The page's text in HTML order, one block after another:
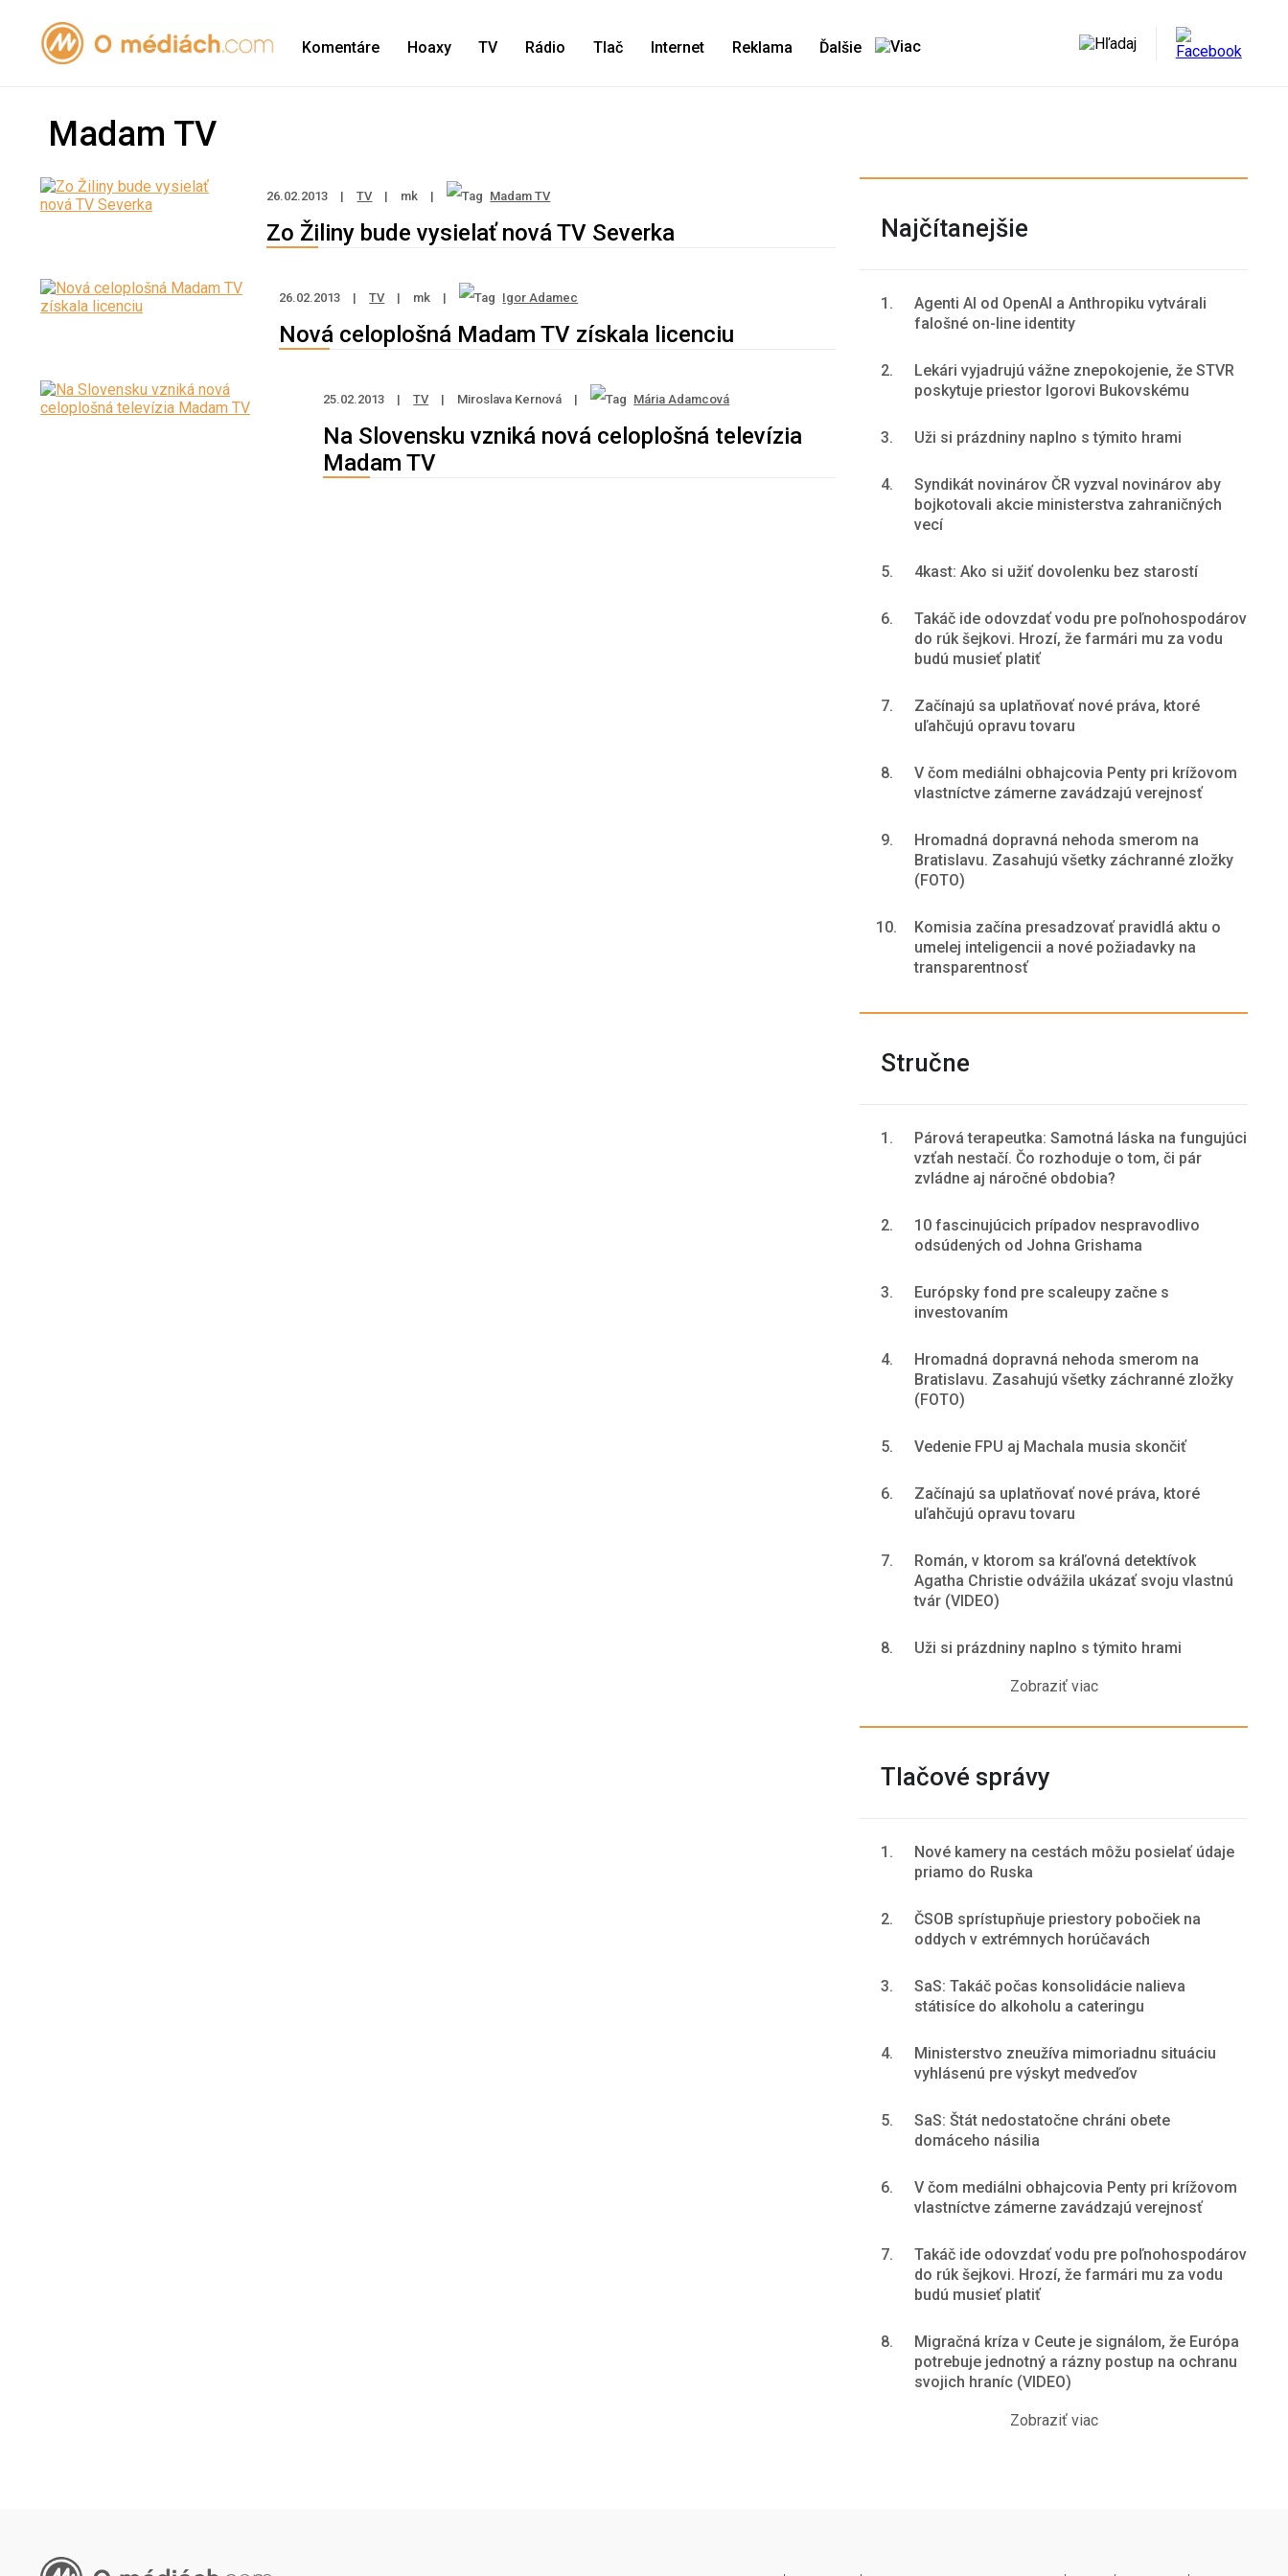
Komentáre Hoaxy TV Rádio Tlač Internet Reklama Ďalšie
Madam TV
26.02.2013 | TV | mk | Madam TV
Zo Žiliny bude vysielať nová TV Severka
26.02.2013 | TV | mk | Igor Adamec
Nová celoplošná Madam TV získala licenciu
25.02.2013 | TV | Miroslava Kernová | Mária Adamcová
Na Slovensku vzniká nová celoplošná televízia
Madam TV
Najčítanejšie
1.
Agenti AI od OpenAI a Anthropiku vytvárali
falošné on-line identity
2.
Lekári vyjadrujú vážne znepokojenie, že STVR
poskytuje priestor Igorovi Bukovskému
3. Uži si prázdniny naplno s týmito hrami
4.
Syndikát novinárov ČR vyzval novinárov aby
bojkotovali akcie ministerstva zahraničných
vecí
5. 4kast: Ako si užiť dovolenku bez starostí
6.
Takáč ide odovzdať vodu pre poľnohospodárov
do rúk šejkovi. Hrozí, že farmári mu za vodu
budú musieť platiť
7.
Začínajú sa uplatňovať nové práva, ktoré
uľahčujú opravu tovaru
8.
V čom mediálni obhajcovia Penty pri krížovom
vlastníctve zámerne zavádzajú verejnosť
9.
Hromadná dopravná nehoda smerom na
Bratislavu. Zasahujú všetky záchranné zložky
(FOTO)
10.
Komisia začína presadzovať pravidlá aktu o
umelej inteligencii a nové požiadavky na
transparentnosť
Stručne
1.
Párová terapeutka: Samotná láska na fungujúci
vzťah nestačí. Čo rozhoduje o tom, či pár
zvládne aj náročné obdobia?
2.
10 fascinujúcich prípadov nespravodlivo
odsúdených od Johna Grishama
3.
Európsky fond pre scaleupy začne s
investovaním
4.
Hromadná dopravná nehoda smerom na
Bratislavu. Zasahujú všetky záchranné zložky
(FOTO)
5. Vedenie FPU aj Machala musia skončiť
6.
Začínajú sa uplatňovať nové práva, ktoré
uľahčujú opravu tovaru
7.
Román, v ktorom sa kráľovná detektívok
Agatha Christie odvážila ukázať svoju vlastnú
tvár (VIDEO)
8. Uži si prázdniny naplno s týmito hrami
Zobraziť viac
Tlačové správy
1.
Nové kamery na cestách môžu posielať údaje
priamo do Ruska
2.
ČSOB sprístupňuje priestory pobočiek na
oddych v extrémnych horúčavách
3.
SaS: Takáč počas konsolidácie nalieva
státisíce do alkoholu a cateringu
4.
Ministerstvo zneužíva mimoriadnu situáciu
vyhlásenú pre výskyt medveďov
5.
SaS: Štát nedostatočne chráni obete
domáceho násilia
6.
V čom mediálni obhajcovia Penty pri krížovom
vlastníctve zámerne zavádzajú verejnosť
7.
Takáč ide odovzdať vodu pre poľnohospodárov
do rúk šejkovi. Hrozí, že farmári mu za vodu
budú musieť platiť
8.
Migračná kríza v Ceute je signálom, že Európa
potrebuje jednotný a rázny postup na ochranu
svojich hraníc (VIDEO)
Zobraziť viac